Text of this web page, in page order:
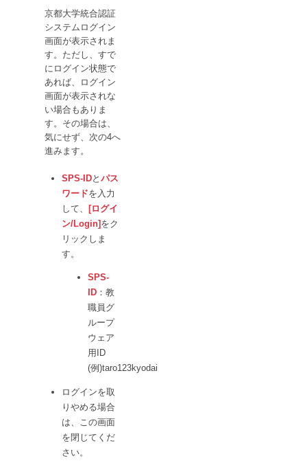
京都大学統合認証
システムログイン
画面が表示されま
す。ただし、すで
にログイン状態で
あれば、ログイン
画面が表示されな
い場合もありま
す。その場合は、
気にせず、次の4へ
進みます。
SPS-IDとパス
ワードを入力
して、[ログイ
ン/Login]をク
リックしま
す。
SPS-
ID ：教
職員グ
ループ
ウェア
用ID
(例)taro123kyodai
ログインを取
りやめる場合
は、この画面
を閉じてくだ
さい。